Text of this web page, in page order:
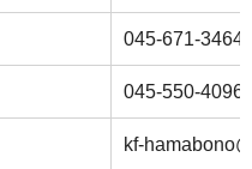
045-671-3464
045-550-4096
kf-